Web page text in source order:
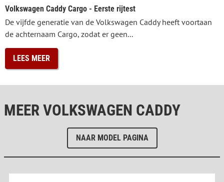
Volkswagen Caddy Cargo - Eerste rijtest
De vijfde generatie van de Volkswagen Caddy heeft voortaan
de achternaam Cargo, zodat er geen...
LEES MEER
MEER VOLKSWAGEN CADDY
NAAR MODEL PAGINA